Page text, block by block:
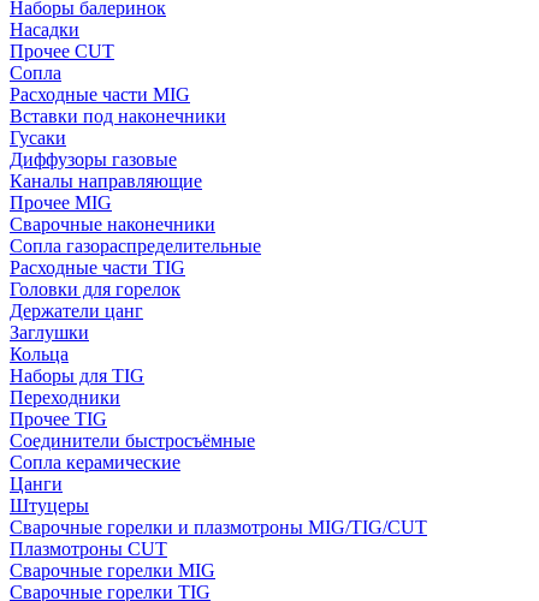
Наборы балеринок
Насадки
Прочее CUT
Сопла
Расходные части MIG
Вставки под наконечники
Гусаки
Диффузоры газовые
Каналы направляющие
Прочее MIG
Сварочные наконечники
Сопла газораспределительные
Расходные части TIG
Головки для горелок
Держатели цанг
Заглушки
Кольца
Наборы для TIG
Переходники
Прочее TIG
Соединители быстросъёмные
Сопла керамические
Цанги
Штуцеры
Сварочные горелки и плазмотроны MIG/TIG/CUT
Плазмотроны CUT
Сварочные горелки MIG
Сварочные горелки TIG